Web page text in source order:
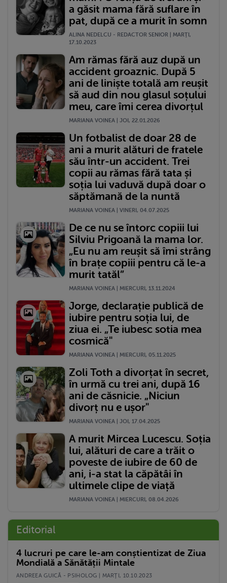
a găsit mama fără suflare în
pat, după ce a murit în somn
ALINA NEDELCU - REDACTOR SENIOR | MARŢI,
17.10.2023
Am rămas fără auz după un
accident groaznic. După 5
ani de liniște totală am reușit
să aud din nou glasul soțului
meu, care îmi cerea divorțul
MARIANA VOINEA | JOI, 22.01.2026
Un fotbalist de doar 28 de
ani a murit alături de fratele
său într-un accident. Trei
copii au rămas fără tata și
soția lui vaduvă după doar o
săptămană de la nuntă
MARIANA VOINEA | VINERI, 04.07.2025
De ce nu se întorc copiii lui
Silviu Prigoană la mama lor.
„Eu nu am reușit să îmi strâng
în brațe copiii pentru că le-a
murit tatăl”
MARIANA VOINEA | MIERCURI, 13.11.2024
Jorge, declarație publică de
iubire pentru soția lui, de
ziua ei. „Te iubesc sotia mea
cosmică"
MARIANA VOINEA | MIERCURI, 05.11.2025
Zoli Toth a divorțat în secret,
în urmă cu trei ani, după 16
ani de căsnicie. „Niciun
divorț nu e ușor"
MARIANA VOINEA | JOI, 17.04.2025
A murit Mircea Lucescu. Soția
lui, alături de care a trăit o
poveste de iubire de 60 de
ani, i-a stat la căpătâi în
ultimele clipe de viață
MARIANA VOINEA | MIERCURI, 08.04.2026
Editorial
4 lucruri pe care le-am conștientizat de Ziua
Mondială a Sănătății Mintale
ANDREEA GUICĂ - PSIHOLOG | MARŢI, 10.10.2023